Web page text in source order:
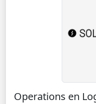
Operations en